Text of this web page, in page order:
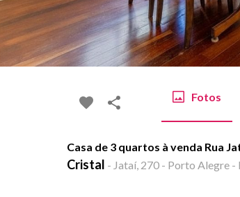
Fotos
Casa de 3 quartos à venda Rua
Cristal - Jataí, 270 - Porto Alegre -